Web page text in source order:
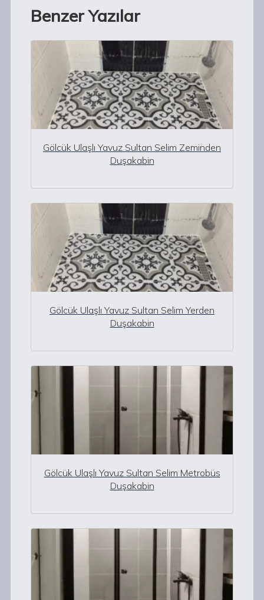
Benzer Yazılar
Gölcük Ulaşlı Yavuz Sultan Selim Zeminden
Duşakabin
Gölcük Ulaşlı Yavuz Sultan Selim Yerden
Duşakabin
Gölcük Ulaşlı Yavuz Sultan Selim Metrobüs
Duşakabin